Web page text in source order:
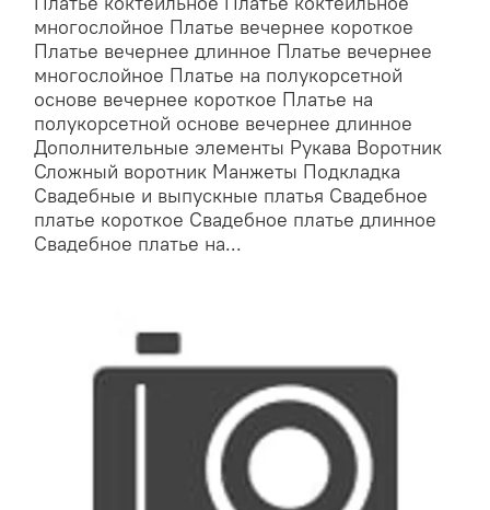
многослойное Платье вечернее короткое
Платье вечернее длинное Платье вечернее
многослойное Платье на полукорсетной
основе вечернее короткое Платье на
полукорсетной основе вечернее длинное
Дополнительные элементы Рукава Воротник
Сложный воротник Манжеты Подкладка
Свадебные и выпускные платья Свадебное
платье короткое Свадебное платье длинное
Свадебное платье на...